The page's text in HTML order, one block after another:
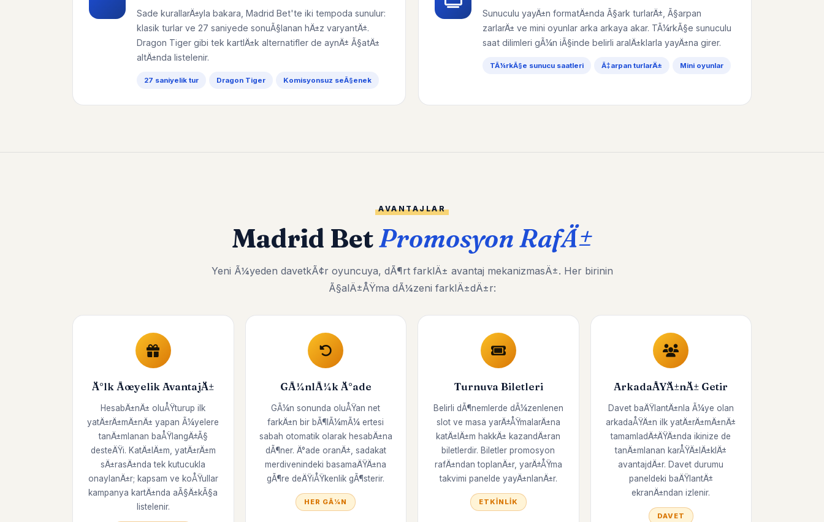
Sade kurallarÄ±yla bakara, Madrid Bet'te iki tempoda sunulur:
klasik turlar ve 27 saniyede sonuÃ§lanan hÄ±z varyantÄ±.
Dragon Tiger gibi tek kartlÄ±k alternatifler de aynÄ± Ã§atÄ±
altÄ±nda listelenir.
27 saniyelik tur Dragon Tiger Komisyonsuz seÃ§enek
Sunuculu yayÄ±n formatÄ±nda Ã§ark turlarÄ±, Ã§arpan
zarlarÄ± ve mini oyunlar arka arkaya akar. TÃ¼rkÃ§e sunuculu
saat dilimleri gÃ¼n iÃ§inde belirli aralÄ±klarla yayÄ±na girer.
TÃ¼rkÃ§e sunucu saatleri Ã‡arpan turlarÄ± Mini oyunlar
AVANTAJLAR
Madrid BetPromosyon RafÄ±
Yeni Ã¼yeden davetkÃ¢r oyuncuya, dÃ¶rt farklÄ± avantaj mekanizmasÄ±. Her birinin
Ã§alÄ±ÅŸma dÃ¼zeni farklÄ±dÄ±r:
Ä°lk Ãœyelik AvantajÄ±
HesabÄ±nÄ± oluÅŸturup ilk
yatÄ±rÄ±mÄ±nÄ± yapan Ã¼yelere
tanÄ±mlanan baÅŸlangÄ±Ã§
desteÄŸi. KatÄ±lÄ±m, yatÄ±rÄ±m
sÄ±rasÄ±nda tek kutucukla
onaylanÄ±r; kapsam ve koÅŸullar
kampanya kartÄ±nda aÃ§Ä±kÃ§a
listelenir.
GÃ¼nlÃ¼k Ä°ade
GÃ¼n sonunda oluÅŸan net
farkÄ±n bir bÃ¶lÃ¼mÃ¼ ertesi
sabah otomatik olarak hesabÄ±na
dÃ¶ner. Ä°ade oranÄ±, sadakat
merdivenindeki basamaÄŸÄ±na
gÃ¶re deÄŸiÅŸkenlik gÃ¶sterir.
HER GÃ¼N
Turnuva Biletleri
Belirli dÃ¶nemlerde dÃ¼zenlenen
slot ve masa yarÄ±ÅŸmalarÄ±na
katÄ±lÄ±m hakkÄ± kazandÄ±ran
biletlerdir. Biletler promosyon
rafÄ±ndan toplanÄ±r, yarÄ±ÅŸma
takvimi panelde yayÄ±nlanÄ±r.
ETKINLIK
ArkadaÅŸÄ±nÄ± Getir
Davet baÄŸlantÄ±nla Ã¼ye olan
arkadaÅŸÄ±n ilk yatÄ±rÄ±mÄ±nÄ±
tamamladÄ±ÄŸÄ±nda ikinize de
tanÄ±mlanan karÅŸÄ±lÄ±klÄ±
avantajdÄ±r. Davet durumu
paneldeki baÄŸlantÄ±
ekranÄ±ndan izlenir.
DAVET